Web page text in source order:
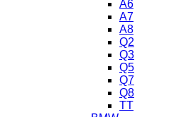
A6
A7
A8
Q2
Q3
Q5
Q7
Q8
TT